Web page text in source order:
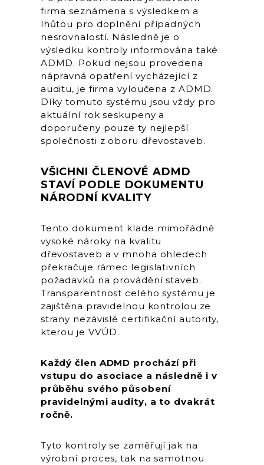
firma seznámena s výsledkem a
lhůtou pro doplnění případných
nesrovnalostí. Následně je o
výsledku kontroly informována také
ADMD. Pokud nejsou provedena
nápravná opatření vycházející z
auditu, je firma vyloučena z ADMD.
Díky tomuto systému jsou vždy pro
aktuální rok seskupeny a
doporučeny pouze ty nejlepší
společnosti z oboru dřevostaveb.
VŠICHNI ČLENOVÉ ADMD
STAVÍ PODLE DOKUMENTU
NÁRODNÍ KVALITY
Tento dokument klade mimořádně
vysoké nároky na kvalitu
dřevostaveb a v mnoha ohledech
překračuje rámec legislativních
požadavků na provádění staveb.
Transparentnost celého systému je
zajištěna pravidelnou kontrolou ze
strany nezávislé certifikační autority,
kterou je VVÚD.
Každý člen ADMD prochází při
vstupu do asociace a následně i v
průběhu svého působení
pravidelnými audity, a to dvakrát
ročně.
Tyto kontroly se zaměřují jak na
výrobní proces, tak na samotnou